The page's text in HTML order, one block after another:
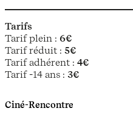
Tarifs
Tarif plein : 6€
Tarif réduit : 5€
Tarif adhérent : 4€
Tarif -14 ans : 3€
Ciné-Rencontre